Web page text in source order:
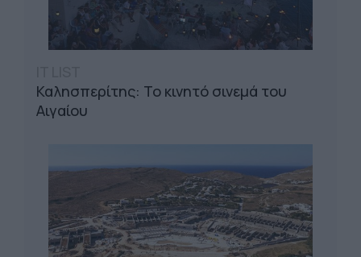
Καλησπερίτης: Το κινητό σινεμά του
Αιγαίου